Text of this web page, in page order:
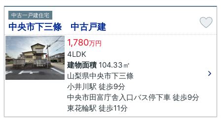
中古一戸建住宅
中央市下三條 中古戸建
1,780万円
4LDK
建物面積104.33㎡
山梨県中央市下三條
小井川駅 徒歩9分
中央市田富庁舎入口バス停下車 徒歩9分
東花輪駅 徒歩11分